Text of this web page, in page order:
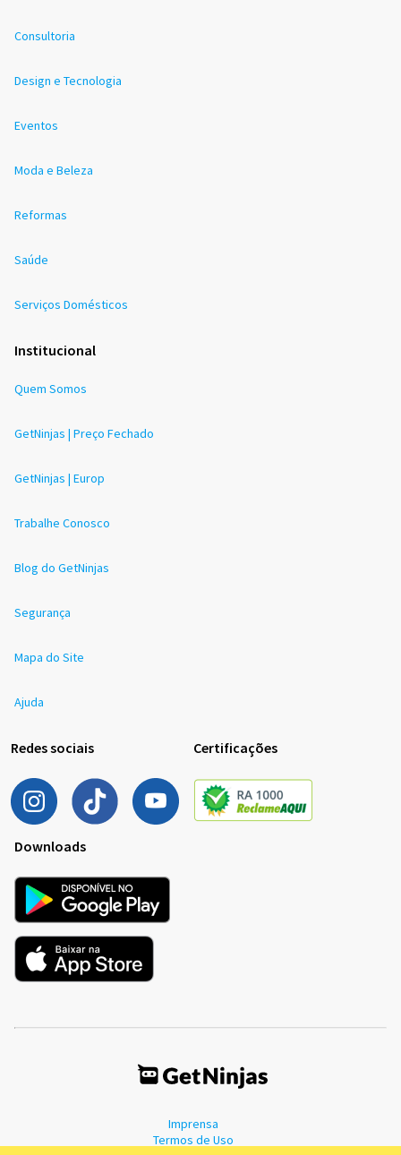
Consultoria
Design e Tecnologia
Eventos
Moda e Beleza
Reformas
Saúde
Serviços Domésticos
Institucional
Quem Somos
GetNinjas | Preço Fechado
GetNinjas | Europ
Trabalhe Conosco
Blog do GetNinjas
Segurança
Mapa do Site
Ajuda
Redes sociais Certificações
Downloads
Imprensa
Termos de Uso